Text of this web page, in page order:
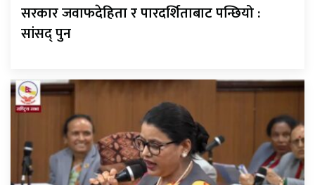
सरकार जवाफदेहिता र पारदर्शिताबाट पन्छियो :
सांसद् पुन